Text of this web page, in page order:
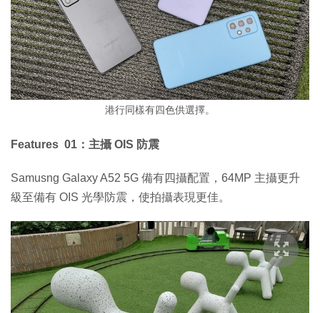
港行同樣有四色供選擇。
Features 01：主攝 OIS 防震
Samusng Galaxy A52 5G 備有四攝配置，64MP 主攝更升
級至備有 OIS 光學防震，使拍攝表現更佳。